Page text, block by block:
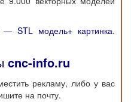
STL модель+ картинка.
cnc-info.ru
рекламу, либо у вас
на почту.